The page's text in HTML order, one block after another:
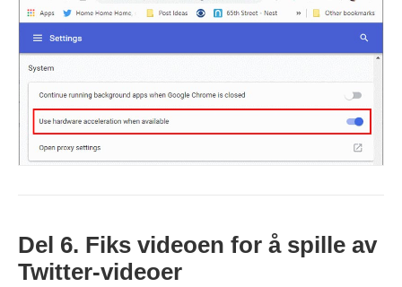
Del 6. Fiks videoen for å spille av
Twitter-videoer